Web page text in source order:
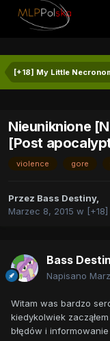
[+18] My Little
Nieuniknione
[Post
violence gore
Przez Bass Destiny,
Marzec 8, 2015 w
Bass
Napisano
Witam was bardzo
kiedykolwiek
błędów i